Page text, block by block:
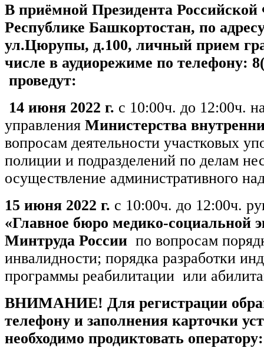
В приёмной Президента
Республике Башкортостан, по
ул.Цюрупы, д.100, личный прием
числе в аудиорежиме по телефону:
проведут:
14 июня 2022 г. с 10:00ч. до 12:00ч.
управления Министерства
вопросам деятельности участковых
полиции и подразделений по делам
осуществление административного
15 июня 2022 г. с 10:00ч. до 12:00ч.
«Главное бюро медико-социальной
Минтруда России по вопросам
инвалидности; порядка разработки
программы реабилитации или
ВНИМАНИЕ! Для регистрации
телефону и заполнения карточки
необходимо продиктовать оператору: